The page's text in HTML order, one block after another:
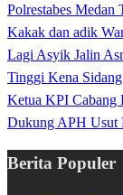
Polrestabes Medan
Kakak dan adik
Lagi Asyik Jalin
Tinggi Kena
Ketua KPI Cabang
Dukung APH Usut
Berita Populer